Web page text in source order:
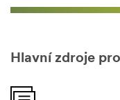
Hlavní zdroje